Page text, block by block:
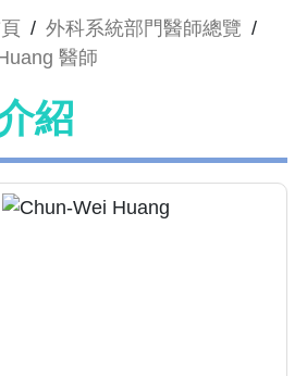
/ 外科系統部門醫師總覽 /
醫師
紹